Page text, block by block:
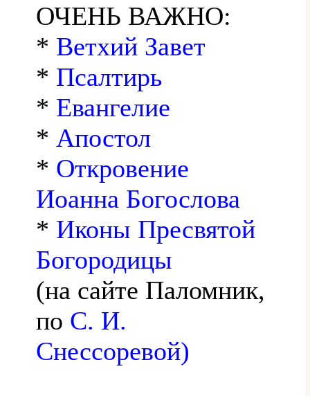
ОЧЕНЬ ВАЖНО:
* Ветхий Завет
* Псалтирь
* Евангелие
* Апостол
* Откровение
Иоанна Богослова
* Иконы Пресвятой
Богородицы
(на сайте Паломник,
по С. И.
Снессоревой)